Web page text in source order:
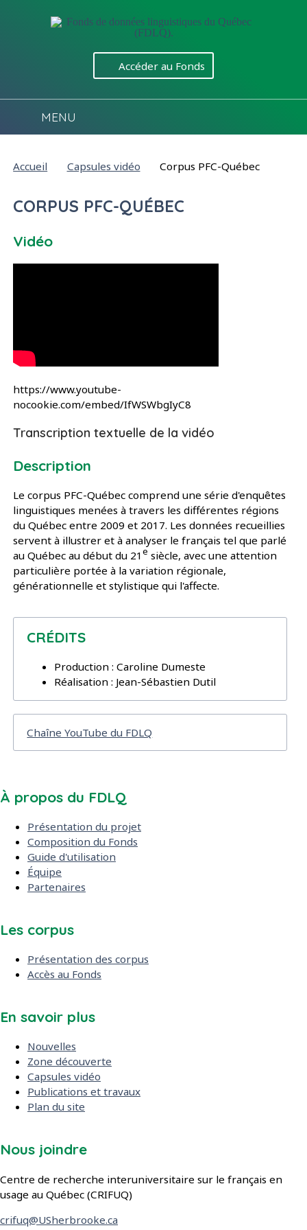
Accéder au Fonds
MENU
Vous êtes ici :
Accueil Capsules vidéo Corpus PFC-Québec
CORPUS PFC-QUÉBEC
Vidéo
https://www.youtube-
nocookie.com/embed/IfWSWbgIyC8
Transcription textuelle de la vidéo
Description
Le corpus PFC-Québec comprend une série d'enquêtes
linguistiques menées à travers les différentes régions
du Québec entre 2009 et 2017. Les données recueillies
servent à illustrer et à analyser le français tel que parlé
au Québec au début du 21e siècle, avec une attention
particulière portée à la variation régionale,
générationnelle et stylistique qui l'affecte.
CRÉDITS
Production : Caroline Dumeste
Réalisation : Jean-Sébastien Dutil
Chaîne YouTube du FDLQ
À propos du FDLQ
Présentation du projet
Composition du Fonds
Guide d'utilisation
Équipe
Partenaires
Les corpus
Présentation des corpus
Accès au Fonds
En savoir plus
Nouvelles
Zone découverte
Capsules vidéo
Publications et travaux
Plan du site
Nous joindre
Centre de recherche interuniversitaire sur le français en
usage au Québec (CRIFUQ)
crifuq@USherbrooke.ca